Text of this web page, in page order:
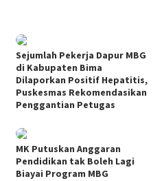
Sejumlah Pekerja Dapur MBG
di Kabupaten Bima
Dilaporkan Positif Hepatitis,
Puskesmas Rekomendasikan
Penggantian Petugas
MK Putuskan Anggaran
Pendidikan tak Boleh Lagi
Biayai Program MBG